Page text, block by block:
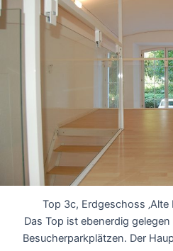
Top 3c, Erdgeschoss ‚Alte
Das Top ist ebenerdig
Besucherparkplätzen. Der